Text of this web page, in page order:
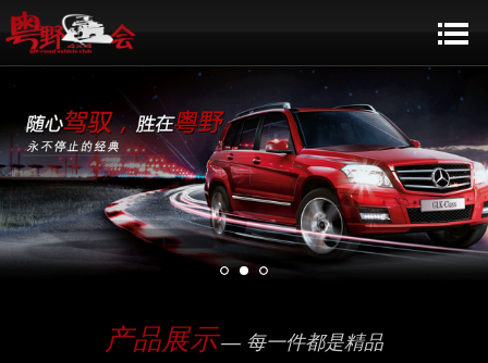
产品展示— 每一件都是精品